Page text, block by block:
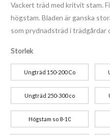
Vackert träd med kritvit stam.
högstam. Bladen är ganska
som prydnadsträd i trädgårdar
Storlek
Ungträd 150-200 Co
Ungträd 250-300 co
Högstam so 8-10